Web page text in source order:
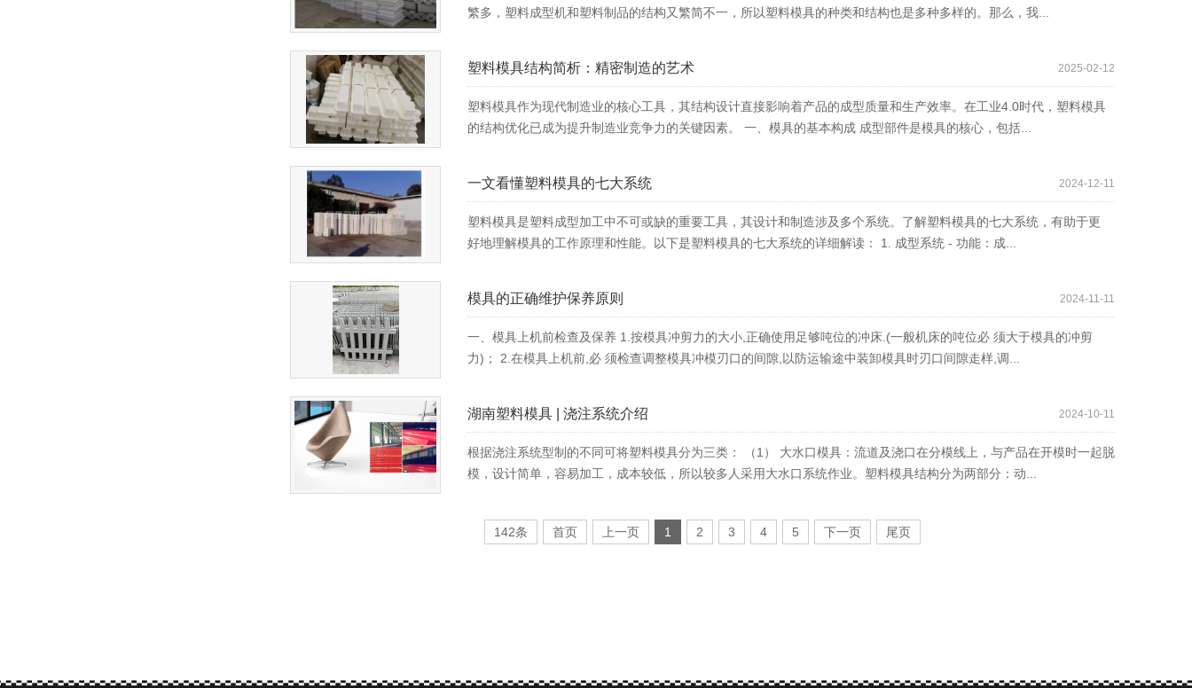
繁多，塑料成型机和塑料制品的结构又繁简不一，所以塑料模具的种类和结构也是多种多样的。那么，我...
2025-02-12
塑料模具结构简析：精密制造的艺术
塑料模具作为现代制造业的核心工具，其结构设计直接影响着产品的成型质量和生产效率。在工业4.0时代，塑料模具
的结构优化已成为提升制造业竞争力的关键因素。 一、模具的基本构成 成型部件是模具的核心，包括...
2024-12-11
一文看懂塑料模具的七大系统
塑料模具是塑料成型加工中不可或缺的重要工具，其设计和制造涉及多个系统。了解塑料模具的七大系统，有助于更
好地理解模具的工作原理和性能。以下是塑料模具的七大系统的详细解读： 1. 成型系统 - 功能：成...
2024-11-11
模具的正确维护保养原则
一、模具上机前检查及保养 1.按模具冲剪力的大小,正确使用足够吨位的冲床.(一般机床的吨位必 须大于模具的冲剪
力)； 2.在模具上机前,必 须检查调整模具冲模刃口的间隙,以防运输途中装卸模具时刃口间隙走样,调...
2024-10-11
湖南塑料模具 | 浇注系统介绍
根据浇注系统型制的不同可将塑料模具分为三类： （1） 大水口模具：流道及浇口在分模线上，与产品在开模时一起脱
模，设计简单，容易加工，成本较低，所以较多人采用大水口系统作业。塑料模具结构分为两部分：动...
142条 首页 上一页 1 2 3 4 5 下一页 尾页